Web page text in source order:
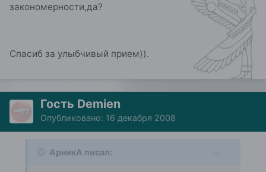
закономерности,да?
Спасиб за улыбчивый прием)).
Гость Demien
Опубликовано: 16 декабря 2008
АрникА писал: